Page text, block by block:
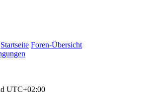
Startseite Foren-Übersicht
UTC+02:00